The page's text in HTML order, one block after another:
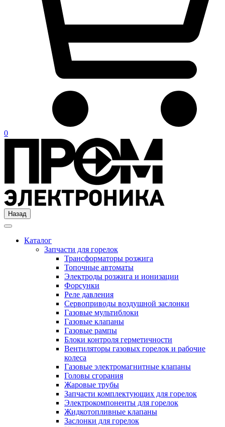
0
Назад
Каталог
Запчасти для горелок
Трансформаторы розжига
Топочные автоматы
Электроды розжига и ионизации
Форсунки
Реле давления
Сервоприводы воздушной заслонки
Газовые мультиблоки
Газовые клапаны
Газовые рампы
Блоки контроля герметичности
Вентиляторы газовых горелок и рабочие
колеса
Газовые электромагнитные клапаны
Головы сгорания
Жаровые трубы
Запчасти комплектующих для горелок
Электрокомпоненты для горелок
Жидкотопливные клапаны
Заслонки для горелок